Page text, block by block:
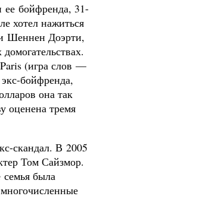
ее бойфренда, 31-
хотел нажиться
Шеннен Доэрти,
(игра слов —
бойфренда,
она так
оценена тремя
скандал. В 2005
Том Сайзмор.
семья была